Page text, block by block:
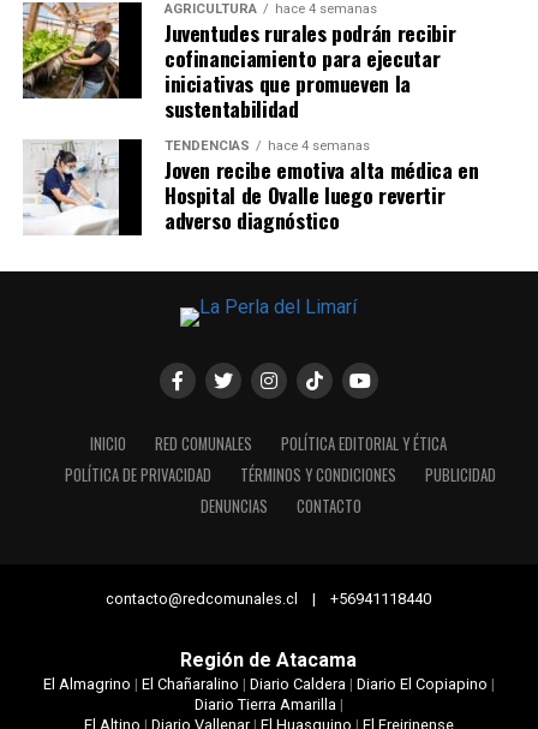
AGRICULTURA hace 4 semanas
Juventudes rurales podrán recibir
cofinanciamiento para ejecutar
iniciativas que promueven la
sustentabilidad
TENDENCIAS hace 4 semanas
Joven recibe emotiva alta médica en
Hospital de Ovalle luego revertir
adverso diagnóstico
INICIO RED COMUNALES
POLÍTICA EDITORIAL Y ÉTICA
POLÍTICA DE PRIVACIDAD
TÉRMINOS Y CONDICIONES
PUBLICIDAD
DENUNCIAS
CONTACTO
contacto@redcomunales.cl | +56941118440
Región de Atacama
El Almagrino | El Chañaralino | Diario Caldera| Diario El Copiapino |
Diario Tierra Amarilla|
El Altino | Diario Vallenar| El Huasquino | El Freirinense